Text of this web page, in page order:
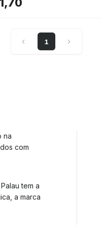
1
na
com
tem a
a marca